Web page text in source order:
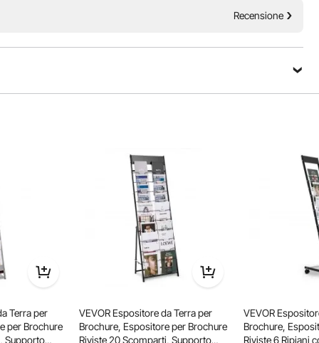
Recensione
Terra per
per Brochure
Supporto
VEVOR Espositore da Terra per
Brochure, Espositore per Brochure
Riviste 20 Scomparti, Supporto
VEVOR
Brochure,
Riviste 6 Ripiani